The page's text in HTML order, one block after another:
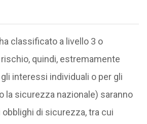
classificato a livello 3 o
quindi, estremamente
interessi individuali o per gli
la sicurezza nazionale) saranno
di sicurezza, tra cui